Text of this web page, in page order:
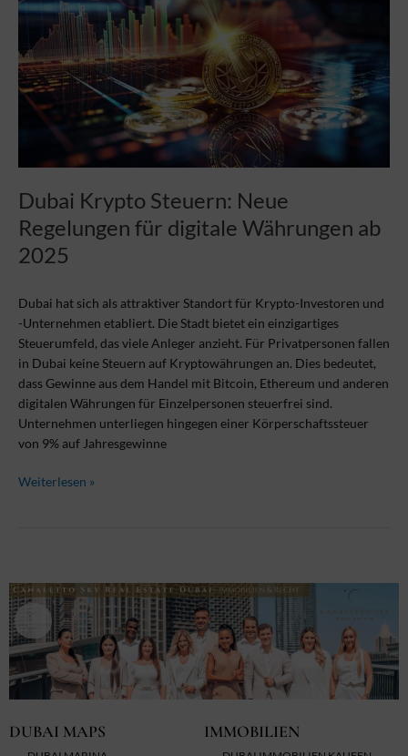
Dubai Krypto Steuern: Neue
Regelungen für digitale Währungen ab
2025
Dubai hat sich als attraktiver Standort für Krypto-Investoren und
-Unternehmen etabliert. Die Stadt bietet ein einzigartiges
Steuerumfeld, das viele Anleger anzieht. Für Privatpersonen fallen
in Dubai keine Steuern auf Kryptowährungen an. Dies bedeutet,
dass Gewinne aus dem Handel mit Bitcoin, Ethereum und anderen
digitalen Währungen für Einzelpersonen steuerfrei sind.
Unternehmen unterliegen hingegen einer Körperschaftssteuer
von 9% auf Jahresgewinne
Regelungen
digitale
Währungen
ab
2025
Weiterlesen »
DUBAI MAPS IMMOBILIEN